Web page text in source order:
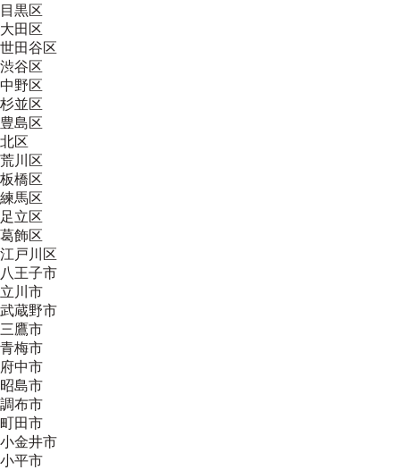
目黒区
大田区
世田谷区
渋谷区
中野区
杉並区
豊島区
北区
荒川区
板橋区
練馬区
足立区
葛飾区
江戸川区
八王子市
立川市
武蔵野市
三鷹市
青梅市
府中市
昭島市
調布市
町田市
小金井市
小平市